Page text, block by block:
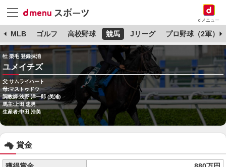
dメニュー
MLB ゴルフ 高校野球 競馬 Jリーグ プロ野球（2軍）
牡 栗毛 登録抹消
ユメイチズ
父:サムライハート
母:マストゥドウ
調教師:浅野 洋一郎 (美浦)
馬主:上田 忠男
生産者:中田 浩美
賞金